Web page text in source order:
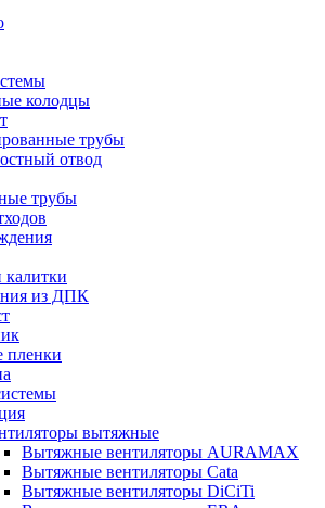
колодцы
трубы
отвод
трубы
калитки
из ДПК
пленки
вытяжные
Вытяжные вентиляторы AURAMAX
Вытяжные вентиляторы Cata
Вытяжные вентиляторы DiCiTi